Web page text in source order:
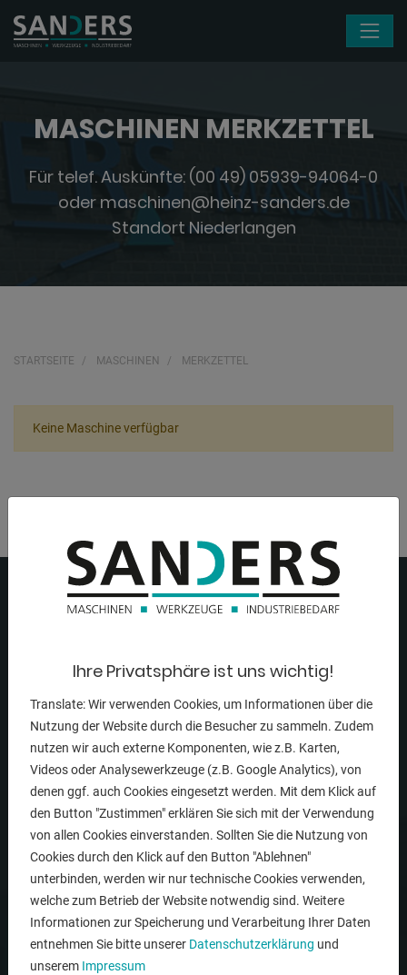
MASCHINEN MERKZETTEL
Für telef. Auskünfte: (00 49) 05939-94064-0
oder maschinen@heinz-sanders.de
Standort Niederlangen
STARTSEITE MASCHINEN MERKZETTEL
Keine Maschine verfügbar
NAVIGATION
Startseite
Unternehmen
Gebrauchtmaschinen
Service
Newsletter
Ihre Privatsphäre ist uns wichtig!
Translate: Wir verwenden Cookies, um Informationen über die
Nutzung der Website durch die Besucher zu sammeln. Zudem
nutzen wir auch externe Komponenten, wie z.B. Karten,
Videos oder Analysewerkzeuge (z.B. Google Analytics), von
denen ggf. auch Cookies eingesetzt werden. Mit dem Klick auf
den Button "Zustimmen" erklären Sie sich mit der Verwendung
von allen Cookies einverstanden. Sollten Sie die Nutzung von
Cookies durch den Klick auf den Button "Ablehnen"
unterbinden, werden wir nur technische Cookies verwenden,
welche zum Betrieb der Website notwendig sind. Weitere
Informationen zur Speicherung und Verarbeitung Ihrer Daten
entnehmen Sie bitte unserer Datenschutzerklärung und
unserem Impressum